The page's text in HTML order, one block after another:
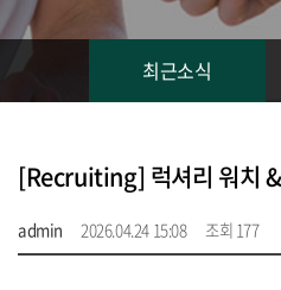
최근소식
admin 2026.04.24 15:08 조회 177